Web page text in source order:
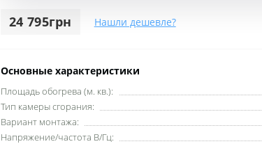
24 795грн Нашли дешевле?
Основные характеристики
Площадь обогрева (м. кв.):
Тип камеры сгорания:
Вариант монтажа:
Напряжение/частота В/Гц: